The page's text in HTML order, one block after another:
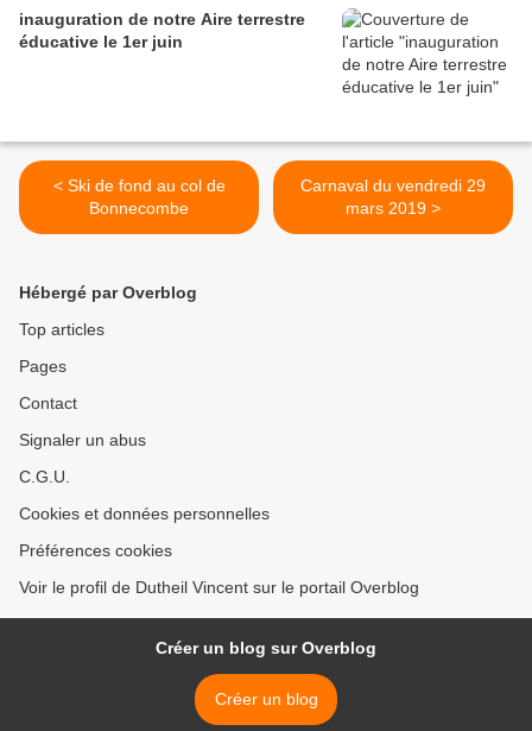
inauguration de notre Aire terrestre
éducative le 1er juin
< Ski de fond au col de
Bonnecombe
Carnaval du vendredi 29
mars 2019 >
Hébergé par Overblog
Top articles
Pages
Contact
Signaler un abus
C.G.U.
Cookies et données personnelles
Préférences cookies
Voir le profil de Dutheil Vincent sur le portail Overblog
Créer un blog sur Overblog
Créer un blog